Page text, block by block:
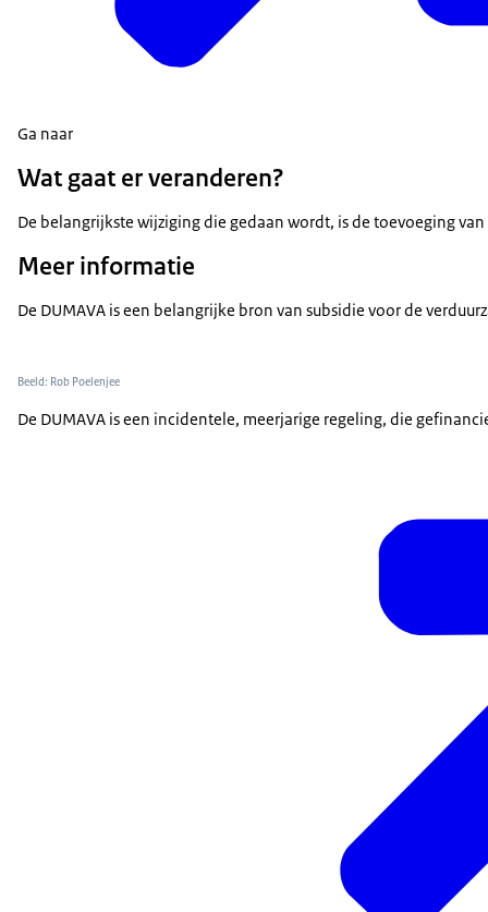
Ga naar
Wat gaat er veranderen?
De belangrijkste wijziging die gedaan wordt, is de toevoeging
Meer informatie
De DUMAVA is een belangrijke bron van subsidie voor de
Beeld: Rob Poelenjee
De DUMAVA is een incidentele, meerjarige regeling, die